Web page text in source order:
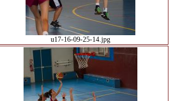
u17-16-09-25-14.jpg